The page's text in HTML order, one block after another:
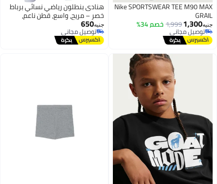
Nike SPORTSWEAR TEE M90 MAX
GRAIL
جنيه1,300
1,999خصم 34%
توصيل مجاني
توصيل مجاني
هنادى بنطلون رياضي نسائي برباط
خصر – مريح، واسع، قطن ناعم،
مناسب للرياضة والكاجوال للبنات
والنساء
جنيه650
توصيل مجاني
توصيل مجاني